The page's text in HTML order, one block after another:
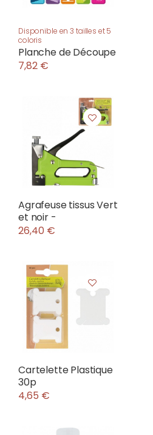
Disponible en 3 tailles et 5
coloris
Planche de Découpe
7,82 €
Agrafeuse tissus Vert
et noir -
26,40 €
Cartelette Plastique
30p
4,65 €